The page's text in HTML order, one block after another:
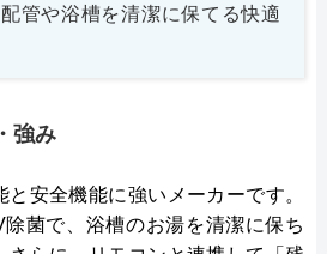
管や浴槽を清潔に保てる快適
強み
と安全機能に強いメーカーです。
菌で、浴槽のお湯を清潔に保ち